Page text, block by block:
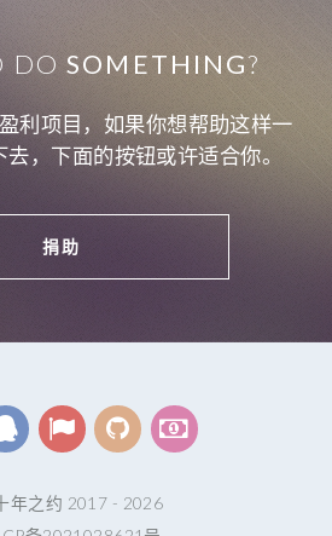
DOSOMETHING?
利项目，如果你想帮助这样一
，下面的按钮或许适合你。
捐助
年之约 2017 - 2026